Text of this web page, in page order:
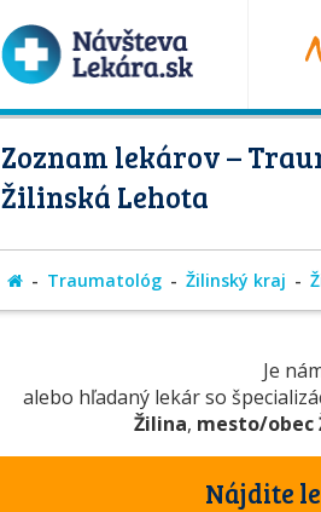
Zoznam lekárov –
Žilinská Lehota
Traumatológ Žilinský kraj
Je
alebo hľadaný lekár so
Žilina, mesto/obec
Nájdite